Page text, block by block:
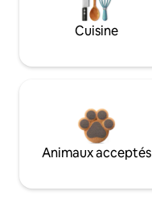
Cuisine
Animaux acceptés